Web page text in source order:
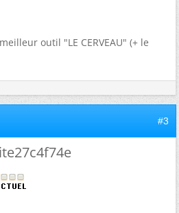
outil "LE CERVEAU" (+ le
#3